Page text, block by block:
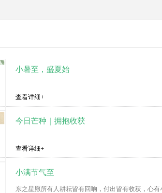
小暑至，盛夏始
查看详细+
今日芒种｜拥抱收获
查看详细+
小满节气至
东之星愿所有人耕耘皆有回响，付出皆有收获，心有